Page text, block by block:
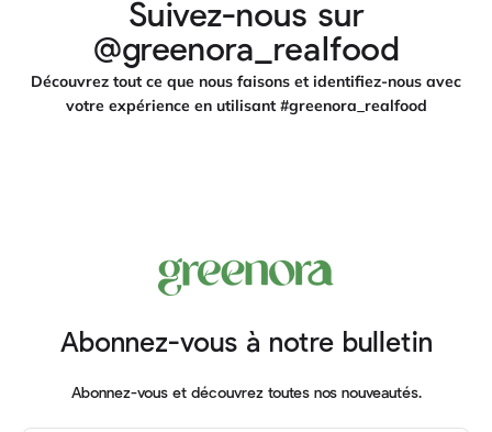
Suivez-nous sur
@greenora_realfood
Découvrez tout ce que nous faisons et identifiez-nous avec
votre expérience en utilisant #greenora_realfood
Abonnez-vous à notre bulletin
Abonnez-vous et découvrez toutes nos nouveautés.